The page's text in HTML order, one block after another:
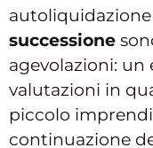
autoliquidazione
successione
agevolazioni: un
valutazioni in
piccolo
continuazione